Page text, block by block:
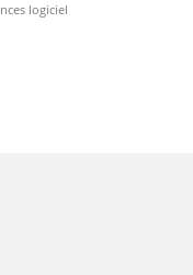
logiciel